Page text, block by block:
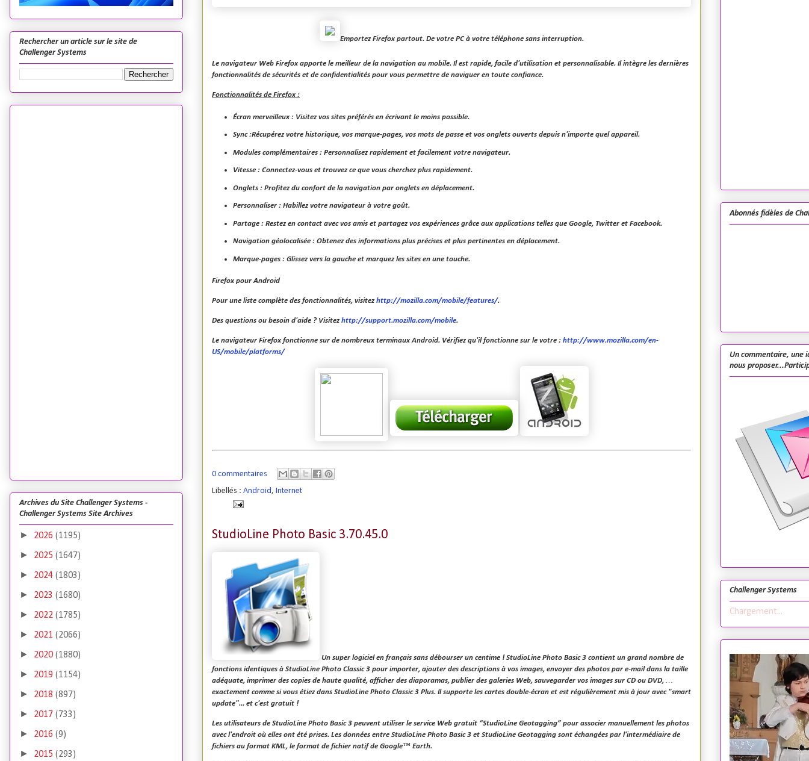
Emportez Firefox partout. De votre PC à votre téléphone sans interruption.
Le navigateur Web Firefox apporte le meilleur de la navigation au mobile. Il est rapide, facile d'utilisation et personnalisable. Il intègre les dernières
fonctionnalités de sécurités et de confidentialités pour vous permettre de naviguer en toute confiance.
Fonctionnalités de Firefox :
Écran merveilleux : Visitez vos sites préférés en écrivant le moins possible.
Sync :Récupérez votre historique, vos marque-pages, vos mots de passe et vos onglets ouverts depuis n'importe quel appareil.
Modules complémentaires : Personnalisez rapidement et facilement votre navigateur.
Vitesse : Connectez-vous et trouvez ce que vous cherchez plus rapidement.
Onglets : Profitez du confort de la navigation par onglets en déplacement.
Personnaliser : Habillez votre navigateur à votre goût.
Partage : Restez en contact avec vos amis et partagez vos expériences grâce aux applications telles que Google, Twitter et Facebook.
Navigation géolocalisée : Obtenez des informations plus précises et plus pertinentes en déplacement.
Marque-pages : Glissez vers la gauche et marquez les sites en une touche.
Firefox pour Android
Pour une liste complète des fonctionnalités, visitez http://mozilla.com/mobile/features/.
Des questions ou besoin d'aide ? Visitez http://support.mozilla.com/mobile.
Le navigateur Firefox fonctionne sur de nombreux terminaux Android. Vérifiez qu'il fonctionne sur le votre : http://www.mozilla.com/en-
US/mobile/platforms/
0 commentaires
Libellés : Android, Internet
StudioLine Photo Basic 3.70.45.0
Un super logiciel en français sans débourser un centime ! StudioLine Photo Basic 3 contient un grand nombre de
fonctions identiques à StudioLine Photo Classic 3 pour importer, ajouter des descriptions à vos images, envoyer des photos par e-mail dans la taille
adéquate, imprimer des copies de haute qualité, afficher des diaporamas, publier des galeries Web, sauvegarder vos images sur CD ou DVD, …
exactement comme si vous étiez dans StudioLine Photo Classic 3 Plus. Il supporte les cartes double-écran et est régulièrement mis à jour avec "smart
update"... et c'est gratuit !
Les utilisateurs de StudioLine Photo Basic 3 peuvent utiliser le service Web gratuit “StudioLine Geotagging” pour associer manuellement les photos
avec l'endroit où elles ont été prises. Les données entre StudioLine Photo Basic 3 et StudioLine Geotagging sont échangées par l'intermédiaire de
fichiers au format KML, le format de fichier natif de Google™ Earth.
Rechercher un article sur le site de
Challenger Systems
Archives du Site Challenger Systems -
Challenger Systems Site Archives
► 2026 (1195)
► 2025 (1647)
► 2024 (1803)
► 2023 (1680)
► 2022 (1785)
► 2021 (2066)
► 2020 (1880)
► 2019 (1154)
► 2018 (897)
► 2017 (733)
► 2016 (9)
► 2015 (293)
Abonnés fidèles de
Un commentaire, une
nous
Challenger Systems
Chargement...